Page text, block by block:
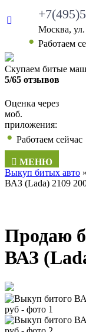
Москва, ул.
• Работаем
Скупаем битые
5/65 отзывов
Оценка через
моб.
приложения:
• Работаем сейчас
МЕНЮ
Выкуп битых авто »
ВАЗ (Lada) 2109
Продаю
ВАЗ